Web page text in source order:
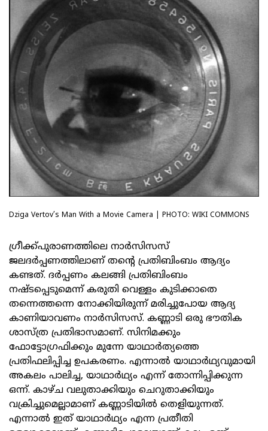
Dziga Vertov’s Man With a Movie Camera | PHOTO: WIKI COMMONS
ഗ്രീക്ക്പുരാണത്തിലെ നാർസിസസ്
ജലദർപ്പണത്തിലാണ് തന്റെ പ്രതിബിംബം ആദ്യം
കണ്ടത്. ദർപ്പണം കലങ്ങി പ്രതിബിംബം
നഷ്ടപ്പെടുമെന്ന് കരുതി വെള്ളം കുടിക്കാതെ
തന്നെത്തന്നെ നോക്കിയിരുന്ന് മരിച്ചുപോയ ആദ്യ
കാണിയാവണം നാർസിസസ്. കണ്ണാടി ഒരു ഭൗതിക
ശാസ്ത്ര പ്രതിഭാസമാണ്. സിനിമക്കും
ഫോട്ടോഗ്രഫിക്കും മുന്നേ യാഥാർത്യത്തെ
പ്രതിഫലിപ്പിച്ച ഉപകരണം. എന്നാൽ യാഥാർഥ്യവുമായി
അകലം പാലിച്ച, യാഥാർഥ്യം എന്ന് തോന്നിപ്പിക്കുന്ന
ഒന്ന്. കാഴ്ച വലുതാക്കിയും ചെറുതാക്കിയും
വക്രിച്ചുമെല്ലാമാണ് കണ്ണാടിയിൽ തെളിയുന്നത്.
എന്നാൽ ഇത് യാഥാർഥ്യം എന്ന പ്രതീതി